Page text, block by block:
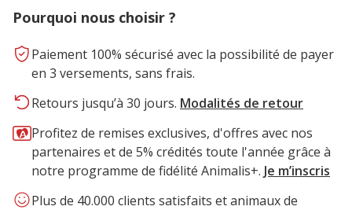
Pourquoi nous choisir ?
Paiement 100% sécurisé avec la possibilité de payer
en 3 versements, sans frais.
Retours jusqu’à 30 jours. Modalités de retour
Profitez de remises exclusives, d'offres avec nos
partenaires et de 5% crédités toute l'année grâce à
notre programme de fidélité Animalis+. Je m’inscris
Plus de 40.000 clients satisfaits et animaux de